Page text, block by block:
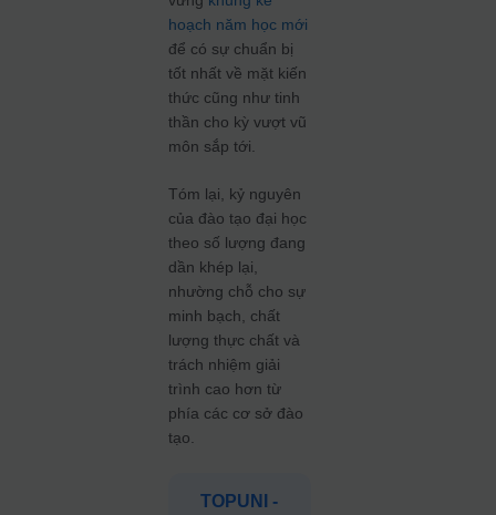
hoạch năm học mới
để có sự chuẩn bị
tốt nhất về mặt kiến
thức cũng như tinh
thần cho kỳ vượt vũ
môn sắp tới.
Tóm lại, kỷ nguyên
của đào tạo đại học
theo số lượng đang
dần khép lại,
nhường chỗ cho sự
minh bạch, chất
lượng thực chất và
trách nhiệm giải
trình cao hơn từ
phía các cơ sở đào
tạo.
TOPUNI -